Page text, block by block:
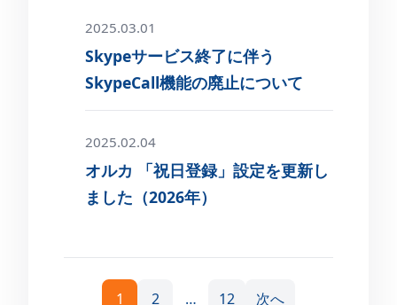
2025.03.01
Skypeサービス終了に伴う
SkypeCall機能の廃止について
2025.02.04
オルカ 「祝日登録」設定を更新し
ました（2026年）
1 2 … 12 次へ